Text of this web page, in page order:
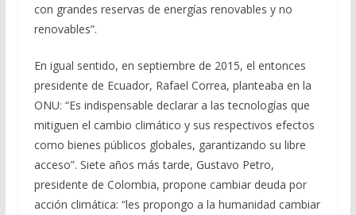
con grandes reservas de energías renovables y no
renovables”.
En igual sentido, en septiembre de 2015, el entonces
presidente de Ecuador, Rafael Correa, planteaba en la
ONU: “Es indispensable declarar a las tecnologías que
mitiguen el cambio climático y sus respectivos efectos
como bienes públicos globales, garantizando su libre
acceso”. Siete años más tarde, Gustavo Petro,
presidente de Colombia, propone cambiar deuda por
acción climática: “les propongo a la humanidad cambiar